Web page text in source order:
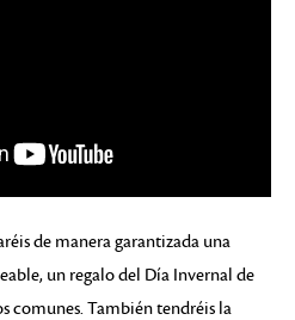
de manera garantizada una
un regalo del Día Invernal de
comunes. También tendréis la